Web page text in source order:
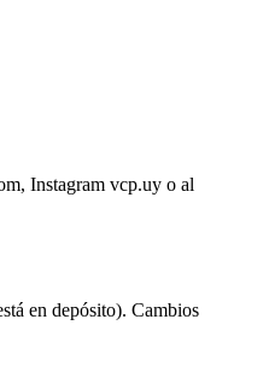
Instagram vcp.uy o al
en depósito). Cambios